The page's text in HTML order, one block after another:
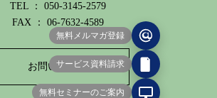
TEL ： 050-3145-2579
FAX ： 06-7632-4589
お問い合わせ
無料メルマガ登録
サービス資料請求
無料セミナーのご案内